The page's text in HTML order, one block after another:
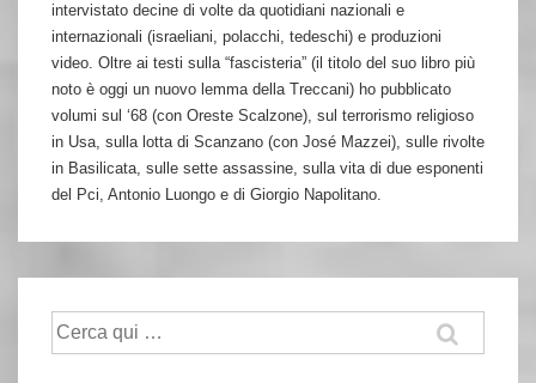
intervistato decine di volte da quotidiani nazionali e
internazionali (israeliani, polacchi, tedeschi) e produzioni
video. Oltre ai testi sulla “fascisteria” (il titolo del suo libro più
noto è oggi un nuovo lemma della Treccani) ho pubblicato
volumi sul ‘68 (con Oreste Scalzone), sul terrorismo religioso
in Usa, sulla lotta di Scanzano (con José Mazzei), sulle rivolte
in Basilicata, sulle sette assassine, sulla vita di due esponenti
del Pci, Antonio Luongo e di Giorgio Napolitano.
Cerca: